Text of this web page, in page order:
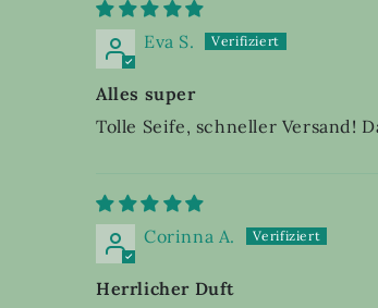
Eva S.
Alles super
Tolle Seife, schneller Versand!
Corinna A.
Herrlicher Duft